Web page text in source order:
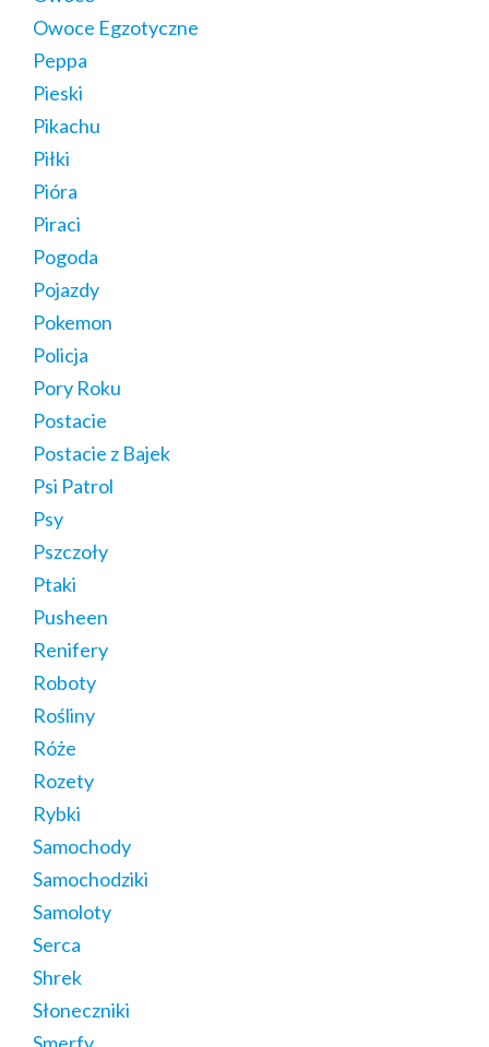
Owoce Egzotyczne
Peppa
Pieski
Pikachu
Piłki
Pióra
Piraci
Pogoda
Pojazdy
Pokemon
Policja
Pory Roku
Postacie
Postacie z Bajek
Psi Patrol
Psy
Pszczoły
Ptaki
Pusheen
Renifery
Roboty
Rośliny
Róże
Rozety
Rybki
Samochody
Samochodziki
Samoloty
Serca
Shrek
Słoneczniki